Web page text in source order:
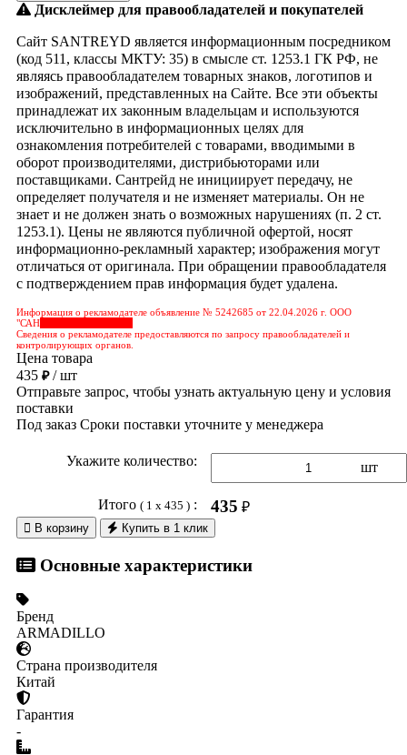
Дисклеймер для правообладателей и покупателей
Сайт SANTREYD является информационным посредником
(код 511, классы МКТУ: 35) в смысле ст. 1253.1 ГК РФ, не
являясь правообладателем товарных знаков, логотипов и
изображений, представленных на Сайте. Все эти объекты
принадлежат их законным владельцам и используются
исключительно в информационных целях для
ознакомления потребителей с товарами, вводимыми в
оборот производителями, дистрибьюторами или
поставщиками. Сантрейд не инициирует передачу, не
определяет получателя и не изменяет материалы. Он не
знает и не должен знать о возможных нарушениях (п. 2 ст.
1253.1). Цены не являются публичной офертой, носят
информационно-рекламный характер; изображения могут
отличаться от оригинала. При обращении правообладателя
с подтверждением прав информация будет удалена.
Информация о рекламодателе объявление № 5242685 от 22.04.2026 г. ООО
"САН
Сведения о рекламодателе предоставляются по запросу правообладателей и
контролирующих органов.
Цена товара
435 ₽/ шт
Отправьте запрос, чтобы узнать актуальную цену и условия
поставки
Под заказ Сроки поставки уточните у менеджера
Укажите количество: шт
Итого ( 1 x 435 ): 435 ₽
 В корзину Купить в 1 клик
Основные характеристики
Бренд
ARMADILLO
Страна производителя
Китай
Гарантия
-